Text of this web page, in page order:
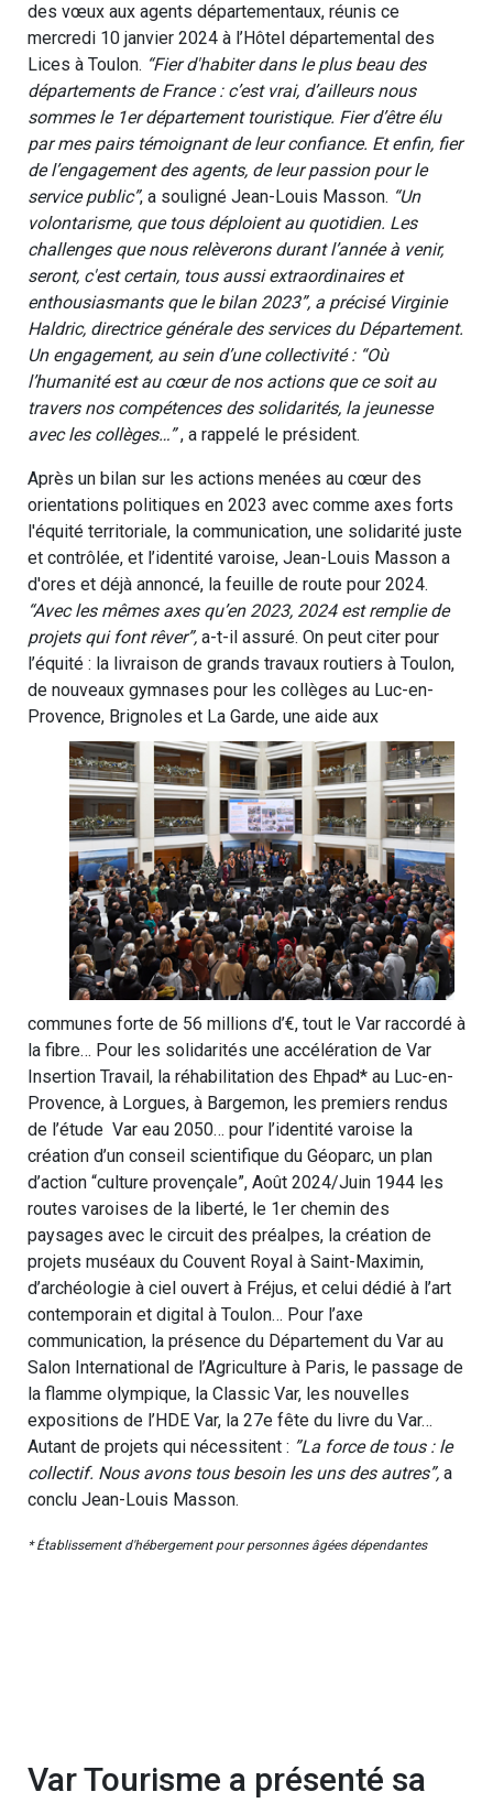
des vœux aux agents départementaux, réunis ce
mercredi 10 janvier 2024 à l’Hôtel départemental des
Lices à Toulon. “Fier d'habiter dans le plus beau des
départements de France : c’est vrai, d’ailleurs nous
sommes le 1er département touristique. Fier d’être élu
par mes pairs témoignant de leur confiance. Et enfin, fier
de l’engagement des agents, de leur passion pour le
service public”, a souligné Jean-Louis Masson. “Un
volontarisme, que tous déploient au quotidien. Les
challenges que nous relèverons durant l’année à venir,
seront, c'est certain, tous aussi extraordinaires et
enthousiasmants que le bilan 2023”, a précisé Virginie
Haldric, directrice générale des services du Département.
Un engagement, au sein d’une collectivité : “Où
l’humanité est au cœur de nos actions que ce soit au
travers nos compétences des solidarités, la jeunesse
avec les collèges…”, a rappelé le président.
Après un bilan sur les actions menées au cœur des
orientations politiques en 2023 avec comme axes forts
l'équité territoriale, la communication, une solidarité juste
et contrôlée, et l’identité varoise, Jean-Louis Masson a
d'ores et déjà annoncé, la feuille de route pour 2024.
“Avec les mêmes axes qu’en 2023, 2024 est remplie de
projets qui font rêver”, a-t-il assuré. On peut citer pour
l’équité : la livraison de grands travaux routiers à Toulon,
de nouveaux gymnases pour les collèges au Luc-en-
Provence, Brignoles et La Garde, une aide aux
communes forte de 56 millions d’€, tout le Var raccordé à
la fibre… Pour les solidarités une accélération de Var
Insertion Travail, la réhabilitation des Ehpad* au Luc-en-
Provence, à Lorgues, à Bargemon, les premiers rendus
de l’étude Var eau 2050… pour l’identité varoise la
création d’un conseil scientifique du Géoparc, un plan
d’action “culture provençale”, Août 2024/Juin 1944 les
routes varoises de la liberté, le 1er chemin des
paysages avec le circuit des préalpes, la création de
projets muséaux du Couvent Royal à Saint-Maximin,
d’archéologie à ciel ouvert à Fréjus, et celui dédié à l’art
contemporain et digital à Toulon… Pour l’axe
communication, la présence du Département du Var au
Salon International de l’Agriculture à Paris, le passage de
la flamme olympique, la Classic Var, les nouvelles
expositions de l’HDE Var, la 27e fête du livre du Var…
Autant de projets qui nécessitent : ”La force de tous : le
collectif. Nous avons tous besoin les uns des autres”, a
conclu Jean-Louis Masson.
* Établissement d'hébergement pour personnes âgées dépendantes
Var Tourisme a présenté sa